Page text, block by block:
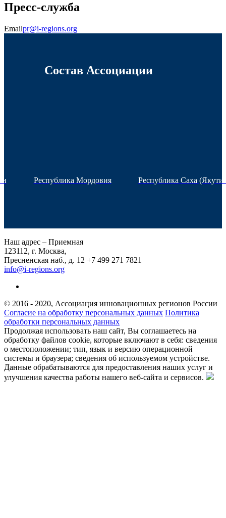
Пресс-служба
Emailpr@i-regions.org
Состав Ассоциации
Республика Мордовия Республика Саха
Наш адрес – Приемная
123112, г. Москва,
Пресненская наб., д. 12 +7 499 271 7821
info@i-regions.org
© 2016 - 2020, Ассоциация инновационных регионов России
Согласие на обработку персональных данных Политика
обработки персональных данных
Продолжая использовать наш сайт, Вы соглашаетесь на
обработку файлов cookie, которые включают в себя: сведения
о местоположении; тип, язык и версию операционной
системы и браузера; сведения об используемом устройстве.
Данные обрабатываются для предоставления наших услуг и
улучшения качества работы нашего веб-сайта и сервисов.